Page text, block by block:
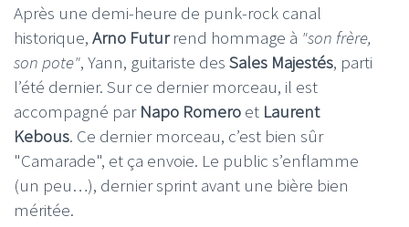
Après une demi-heure de punk-rock canal
historique, Arno Futurrend hommage à "son frère,
son pote", Yann, guitariste des Sales Majestés, parti
l’été dernier. Sur ce dernier morceau, il est
accompagné par Napo Romero et Laurent
Kebous. Ce dernier morceau, c’est bien sûr
"Camarade", et ça envoie. Le public s’enflamme
(un peu…), dernier sprint avant une bière bien
méritée.